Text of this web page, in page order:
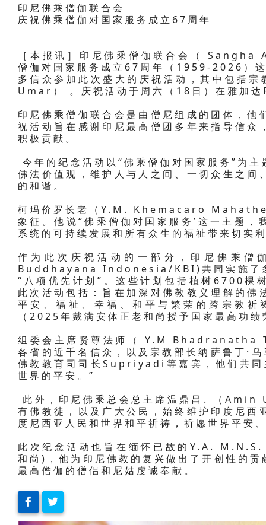
印尼佛乘僧伽联合会
庆祝佛乘僧伽对国家服务成立67周年
［本报讯］印尼佛乘僧伽联合会（
僧伽对国家服务成立67周年（1959-2026）
多信众参加此次盛大的庆祝活动，其中包括
Umar） 。庆祝活动于周六（18日）在雅
印尼佛乘僧伽联合会是由僧尼组成的团体，
祝活动旨在感谢印尼最高僧团多年来指导信
积极贡献。
今年的纪念活动以“佛乘僧伽对国家服务”为
佛法价值观，维护人与人之间、一切众生之
的和谐。
柯玛价罗长老（Y.M. Khemacaro
象征。他说“佛乘僧伽对国家服务’这一主题
系统的可持续发展和所有众生的福祉带来切实
作为此次庆祝活动的一部分，印尼佛乘
Buddhayana Indonesia/KBI)共同实施了多
“八项优先计划”。这些计划包括植树6700棵
此次活动包括：旨在加深对佛教教义理解的
平安、福祉、幸福、和平与繁荣的跨宗教
（2025年戴满安体正老和尚授予国家最高功
组委会主席贤尊法师（ Y.M Bhadranatha
各省的近千名信众，以及宗教部长纳萨鲁丁
佛教教育司司长Supriyadi等嘉宾，他们共同
世界的平安。”
此外，印尼佛乘总会总主席温鼎昌. （
有佛教徒，以及广大公民，始终维护印度尼
度尼西亚人民和世界和平祈祷，祈愿世界平安
此次纪念活动也旨在缅怀已故的Y.A.
和尚)，他为印尼佛教的复兴做出了开创性的
最高僧伽的僧侣和尼姑虔诚奉献。